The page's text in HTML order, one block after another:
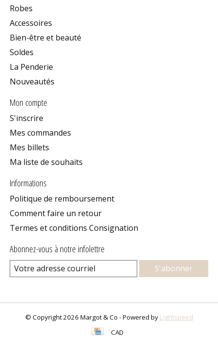
Robes
Accessoires
Bien-être et beauté
Soldes
La Penderie
Nouveautés
Mon compte
S'inscrire
Mes commandes
Mes billets
Ma liste de souhaits
Informations
Politique de remboursement
Comment faire un retour
Termes et conditions Consignation
Abonnez-vous à notre infolettre
S'abonner
© Copyright 2026 Margot & Co - Powered by Lightspeed
CAD